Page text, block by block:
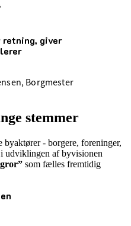
giver
Borgmester
stemmer
- borgere, foreninger,
udviklingen af byvisionen
som fælles fremtidig